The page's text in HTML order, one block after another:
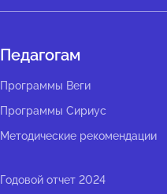
Педагогам
Программы Веги
Программы Сириус
Методические рекомендации
Годовой отчет 2024